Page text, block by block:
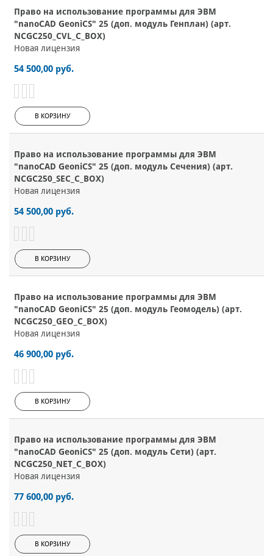
Право на использование программы для ЭВМ
"nanoCAD GeoniCS" 25 (доп. модуль Генплан) (арт.
NCGC250_CVL_C_BOX)
Новая лицензия
54 500,00 руб.
В КОРЗИНУ
Право на использование программы для ЭВМ
"nanoCAD GeoniCS" 25 (доп. модуль Сечения) (арт.
NCGC250_SEC_C_BOX)
Новая лицензия
54 500,00 руб.
В КОРЗИНУ
Право на использование программы для ЭВМ
"nanoCAD GeoniCS" 25 (доп. модуль Геомодель) (арт.
NCGC250_GEO_C_BOX)
Новая лицензия
46 900,00 руб.
В КОРЗИНУ
Право на использование программы для ЭВМ
"nanoCAD GeoniCS" 25 (доп. модуль Сети) (арт.
NCGC250_NET_C_BOX)
Новая лицензия
77 600,00 руб.
В КОРЗИНУ